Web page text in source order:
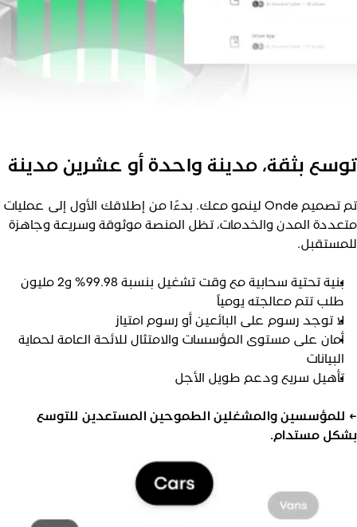
بثقة، مدينة واحدة أو عشرين مدينة
تم تصميم Onde لينمو معك. بدءًا من إطلاقك الأول إلى عمليات
المدن والخدمات، تظل المنصة موثوقة وسريعة وجاهزة
بنية تحتية سحابية مع وقت تشغيل بنسبة 99.98% و2 مليون
طلب تتم معالجته يومياً
لا توجد رسوم على البائعين أو رسوم امتياز
أمان على مستوى المؤسسات والامتثال للائحة العامة لحماية
البيانات
تأهيل سريع ودعم طويل الأجل
للمؤسسين والمشغلين الطموحين المستعدين للتوسع
مستدام.